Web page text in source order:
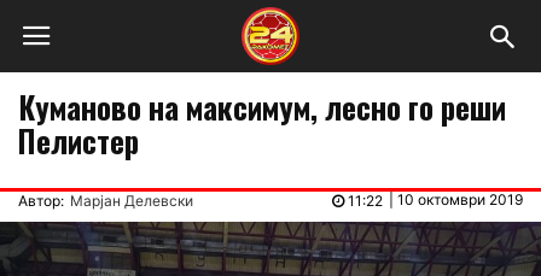
Куманово на максимум, лесно го реши
Пелистер
Автор: Марјан Делевски 10 октомври 2019
11:22